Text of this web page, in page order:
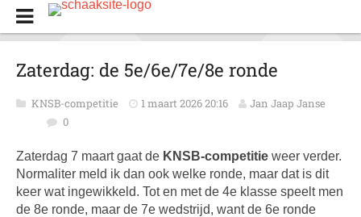
Zaterdag: de 5e/6e/7e/8e ronde
KNSB-competitie 1 maart 2026 20:16
Jan Jaap Janse
0
Zaterdag 7 maart gaat de KNSB-competitie weer verder.
Normaliter meld ik dan ook welke ronde, maar dat is dit
keer wat ingewikkeld. Tot en met de 4e klasse speelt men
de 8e ronde, maar de 7e wedstrijd, want de 6e ronde